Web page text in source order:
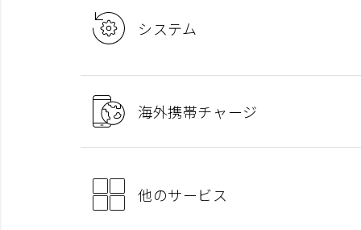
システム
海外携帯チャージ
他のサービス